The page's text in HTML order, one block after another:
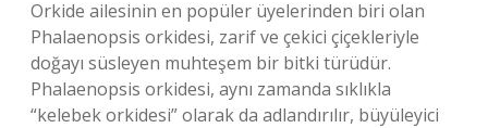
Orkide ailesinin en popüler üyelerinden biri olan
Phalaenopsis orkidesi, zarif ve çekici çiçekleriyle
doğayı süsleyen muhteşem bir bitki türüdür.
Phalaenopsis orkidesi, aynı zamanda sıklıkla
“kelebek orkidesi” olarak da adlandırılır, büyüleyici